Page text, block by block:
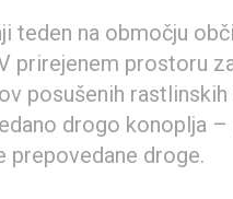
teden na območju
prirejenem prostoru
posušenih
drogo konoplja
prepovedane droge.